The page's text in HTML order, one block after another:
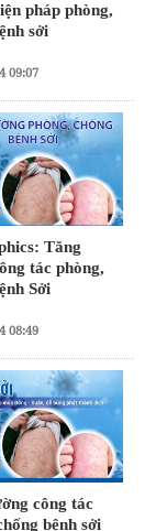
pháp phòng,
sởi
09:07
Tăng
tác phòng,
Sởi
08:49
công tác
bệnh sởi